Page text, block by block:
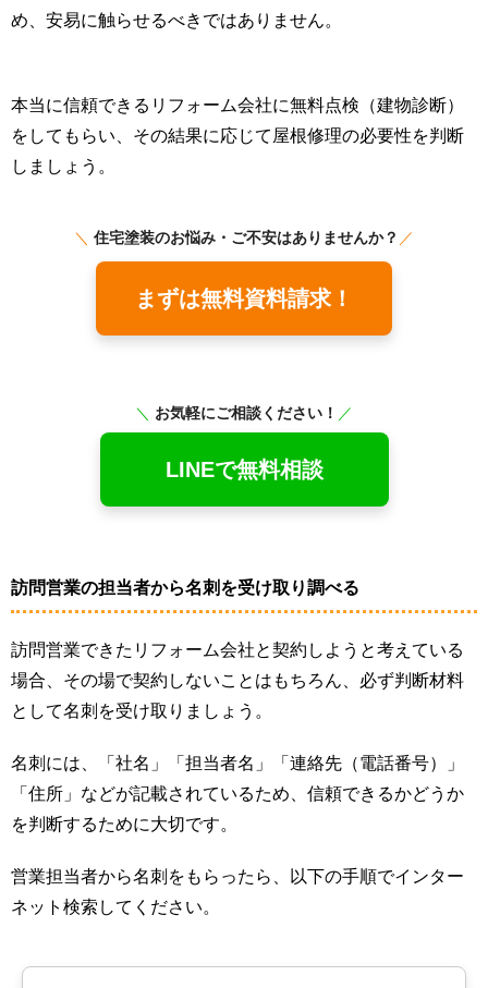
め、安易に触らせるべきではありません。
本当に信頼できるリフォーム会社に無料点検（建物診断）
をしてもらい、その結果に応じて屋根修理の必要性を判断
しましょう。
＼ 住宅塗装のお悩み・ご不安はありませんか？ ／
まずは無料資料請求！
＼ お気軽にご相談ください！ ／
LINEで無料相談
訪問営業の担当者から名刺を受け取り調べる
訪問営業できたリフォーム会社と契約しようと考えている
場合、その場で契約しないことはもちろん、必ず判断材料
として名刺を受け取りましょう。
名刺には、「社名」「担当者名」「連絡先（電話番号）」
「住所」などが記載されているため、信頼できるかどうか
を判断するために大切です。
営業担当者から名刺をもらったら、以下の手順でインター
ネット検索してください。